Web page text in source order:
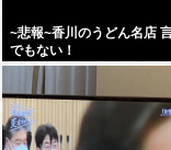
~悲報~香川のうどん名店
でもない！